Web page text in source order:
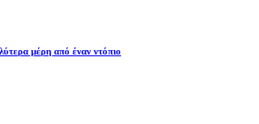
μέρη από έναν ντόπιο